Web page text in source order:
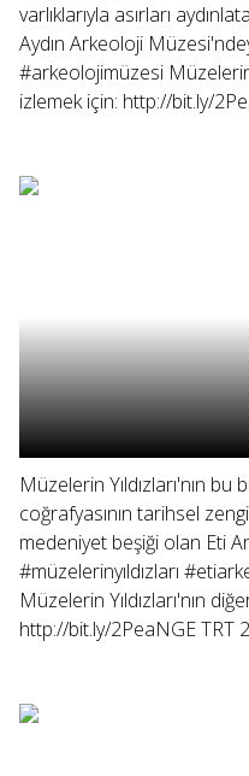
varlıklarıyla asırları
Aydın Arkeoloji
#arkeolojimüzesi Müzelerin
izlemek için: http://bit.ly/
Müzelerin Yıldızları'nın
coğrafyasının tarihsel
medeniyet beşiği olan Eti
#müzelerinyıldızları
Müzelerin Yıldızları'nın
http://bit.ly/2PeaNGE TRT